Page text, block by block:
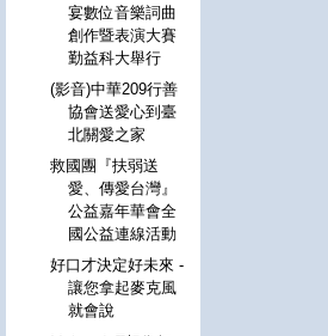
宴數位音樂詞曲
創作暨表演大賽
勤益科大舉行
(影音)中華209行善
協會送愛心到臺
北關愛之家
救國團『扶弱送
愛、傳愛台灣』
公益嘉年華會全
國公益連線活動
好口才決定好未來 -
讓您拿起麥克風
就會說